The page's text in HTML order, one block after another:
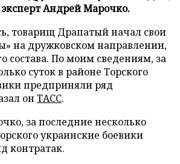
Андрей Марочко.
товарищ Драпатый начал свои
на дружковском направлении,
состава. По моим сведениям, за
суток в районе Торского
предприняли ряд
он ТАСС.
за последние несколько
украинские боевики
контратак.